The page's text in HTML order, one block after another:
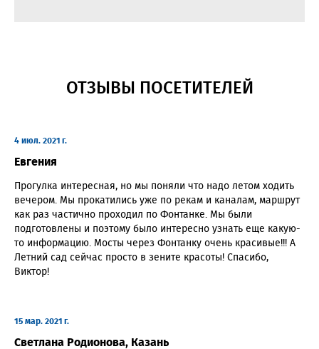
ОТЗЫВЫ ПОСЕТИТЕЛЕЙ
4 июл. 2021 г.
Евгения
Прогулка интересная, но мы поняли что надо летом ходить
вечером. Мы прокатились уже по рекам и каналам, маршрут
как раз частично проходил по Фонтанке. Мы были
подготовлены и поэтому было интересно узнать еще какую-
то информацию. Мосты через Фонтанку очень красивые!!! А
Летний сад сейчас просто в зените красоты! Спасибо,
Виктор!
15 мар. 2021 г.
Светлана Родионова, Казань